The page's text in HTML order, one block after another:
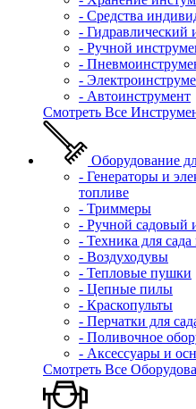
- Средства
- Гидравлический
- Ручной
-
-
- Автоинструмент
Смотреть Все
Оборудование
- Генераторы и
топливе
- Триммеры
- Ручной садовый
- Техника для сада
- Воздуходувы
- Тепловые пушки
- Цепные пилы
- Краскопульты
- Перчатки для
- Поливочное
- Аксессуары и
Смотреть Все